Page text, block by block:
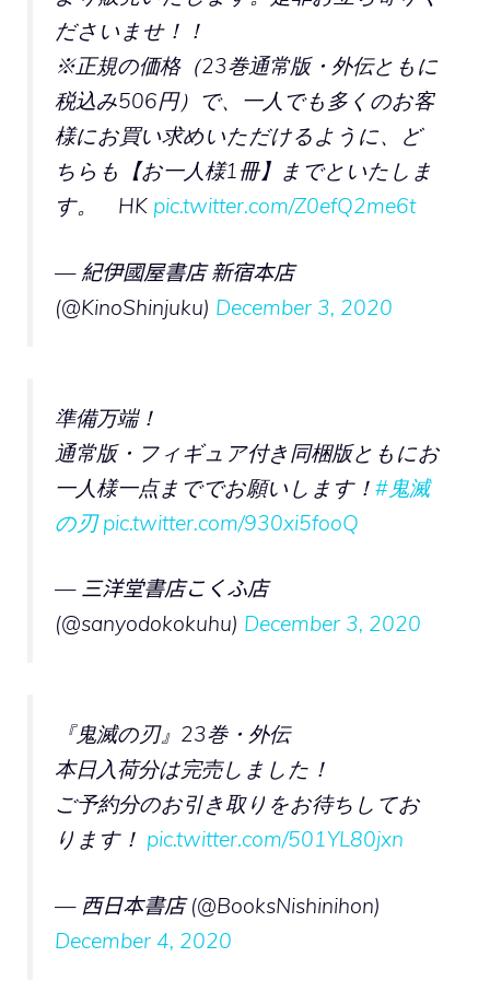
ださいませ！！
※正規の価格（23巻通常版・外伝ともに
税込み506円）で、一人でも多くのお客
様にお買い求めいただけるように、ど
ちらも【お一人様1冊】までといたしま
す。 HK pic.twitter.com/Z0efQ2me6t
— 紀伊國屋書店 新宿本店
(@KinoShinjuku) December 3, 2020
準備万端！
通常版・フィギュア付き同梱版ともにお
一人様一点まででお願いします！ #鬼滅
の刃 pic.twitter.com/930xi5fooQ
— 三洋堂書店こくふ店
(@sanyodokokuhu) December 3, 2020
『鬼滅の刃』23巻・外伝
本日入荷分は完売しました！
ご予約分のお引き取りをお待ちしてお
ります！ pic.twitter.com/501YL80jxn
— 西日本書店 (@BooksNishinihon)
December 4, 2020